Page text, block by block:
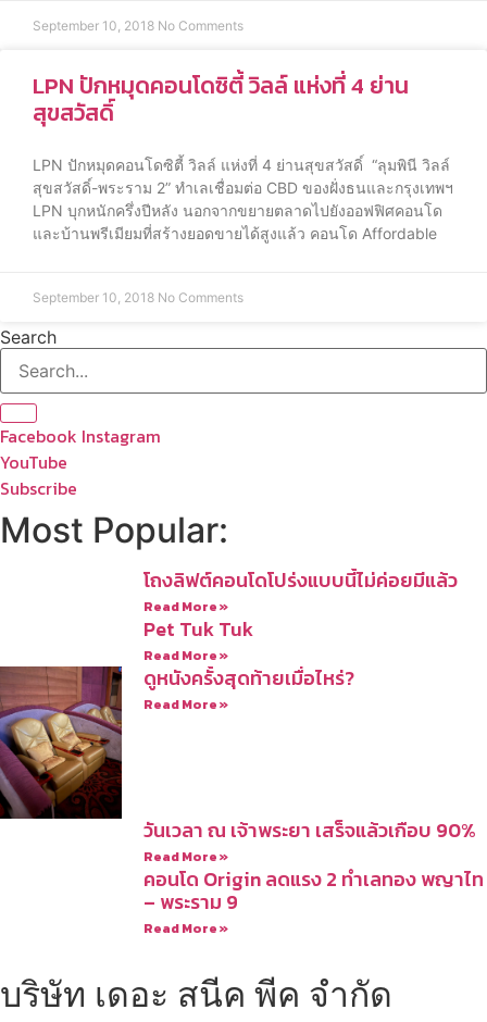
September 10, 2018 No Comments
LPN ปักหมุดคอนโดซิตี้ วิลล์ แห่งที่ 4 ย่าน
สุขสวัสดิ์
LPN ปักหมุดคอนโดซิตี้ วิลล์ แห่งที่ 4 ย่านสุขสวัสดิ์ “ลุมพินี วิลล์
สุขสวัสดิ์-พระราม 2” ทำเลเชื่อมต่อ CBD ของฝั่งธนและกรุงเทพฯ
LPN บุกหนักครึ่งปีหลัง นอกจากขยายตลาดไปยังออฟฟิศคอนโด
และบ้านพรีเมียมที่สร้างยอดขายได้สูงแล้ว คอนโด Affordable
September 10, 2018 No Comments
Search
Facebook Instagram
YouTube
Subscribe
Most Popular:
โถงลิฟต์คอนโดโปร่งแบบนี้ไม่ค่อยมีแล้ว
Read More »
Pet Tuk Tuk
Read More »
ดูหนังครั้งสุดท้ายเมื่อไหร่?
Read More »
วันเวลา ณ เจ้าพระยา เสร็จแล้วเกือบ 90%
Read More »
คอนโด Origin ลดแรง 2 ทำเลทอง พญาไท
– พระราม 9
Read More »
บริษัท เดอะ สนีค พีค จำกัด